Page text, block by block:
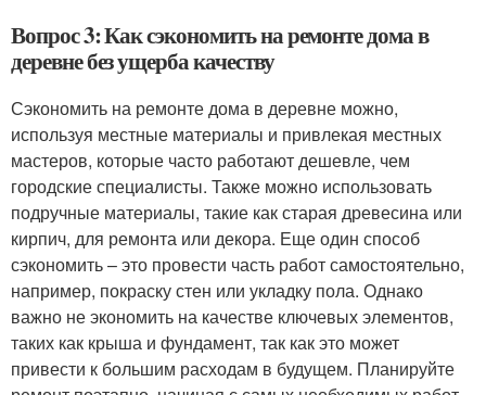
Вопрос 3: Как сэкономить на ремонте дома в
деревне без ущерба качеству
Сэкономить на ремонте дома в деревне можно,
используя местные материалы и привлекая местных
мастеров, которые часто работают дешевле, чем
городские специалисты. Также можно использовать
подручные материалы, такие как старая древесина или
кирпич, для ремонта или декора. Еще один способ
сэкономить – это провести часть работ самостоятельно,
например, покраску стен или укладку пола. Однако
важно не экономить на качестве ключевых элементов,
таких как крыша и фундамент, так как это может
привести к большим расходам в будущем. Планируйте